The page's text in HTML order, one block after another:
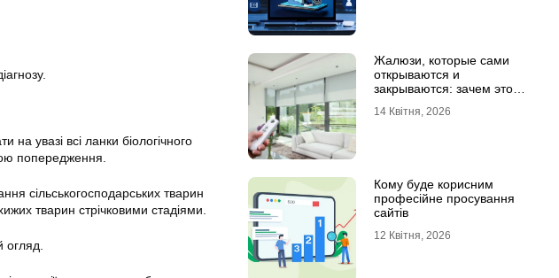
увазі всі ланки біологічного
попередження.
сільськогосподарських тварин
тварин стрічковими стадіями.
огляд.
Жалюзи, которые сами
открываются и
закрываются: зачем это
14 Квітня, 2026
Кому буде корисним
професійне просування
сайтів
12 Квітня, 2026